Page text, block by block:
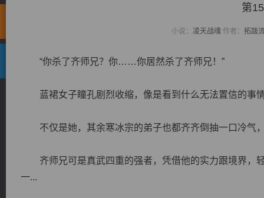
第
小说： 凌天战魂作者： 拓跋
“你杀了齐师兄？你……你居然杀了齐师兄！”
蓝裙女子瞳孔剧烈收缩，像是看到什么无法置信的事
不仅是她，其余寒冰宗的弟子也都齐齐倒抽一口冷气
齐师兄可是真武四重的强者，凭借他的实力跟境界，
一...